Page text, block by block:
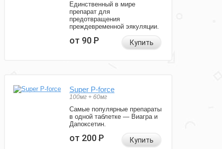
Единственный в мире
препарат для
предотвращения
преждевременной эякуляции.
от 90Р Купить
Super P-force
100мг + 60мг
Самые популярные препараты
в одной таблетке — Виагра и
Дапоксетин.
от 200Р Купить